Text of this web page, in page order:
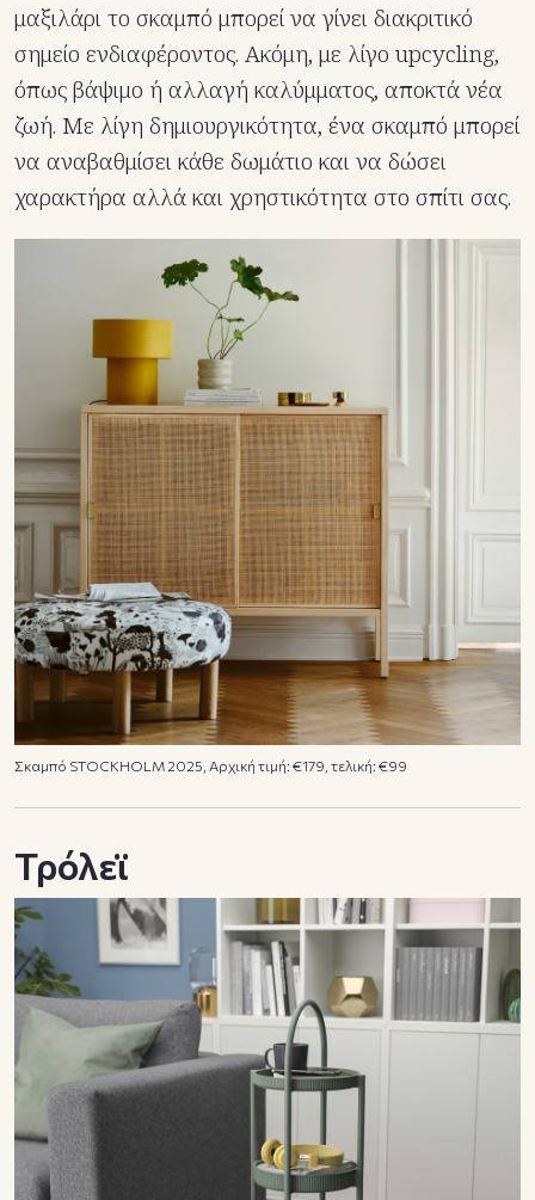
μαξιλάρι το σκαμπό μπορεί να γίνει διακριτικό
σημείο ενδιαφέροντος. Ακόμη, με λίγο upcycling,
όπως βάψιμο ή αλλαγή καλύμματος, αποκτά νέα
ζωή. Με λίγη δημιουργικότητα, ένα σκαμπό μπορεί
να αναβαθμίσει κάθε δωμάτιο και να δώσει
χαρακτήρα αλλά και χρηστικότητα στο σπίτι σας.
Σκαμπό STOCKHOLM 2025, Αρχική τιμή: €179, τελική: €99
Τρόλεϊ